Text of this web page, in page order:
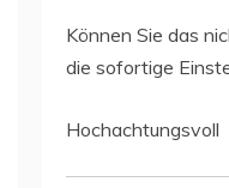
Können Sie das
die sofortige
Hochachtungsvoll